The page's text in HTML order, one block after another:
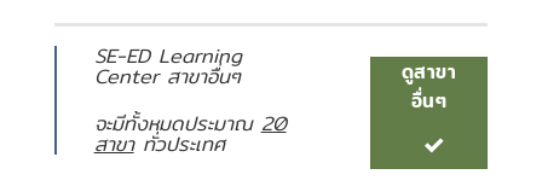
SE-ED Learning
Center สาขาอื่นๆ
จะมีทั้งหมดประมาณ 20
สาขาทั่วประเทศ
ดูสาขา
อื่นๆ